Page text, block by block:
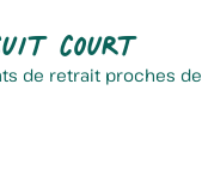
court
de retrait proches de